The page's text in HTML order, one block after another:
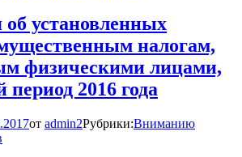
установленных
налогам,
физическими лицами,
2016 года
от admin2Рубрики:Вниманию